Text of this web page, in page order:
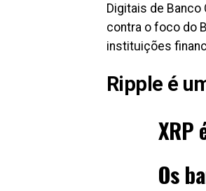
Digitais de Banco
contra o foco do
instituições
Ripple é
XRP
Os